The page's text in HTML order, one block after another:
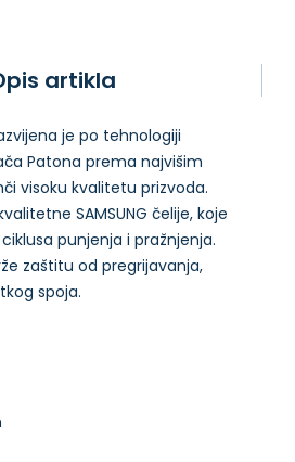
artikla
je po tehnologiji
Patona prema najvišim
visoku kvalitetu prizvoda.
SAMSUNG čelije, koje
punjenja i pražnjenja.
zaštitu od pregrijavanja,
spoja.